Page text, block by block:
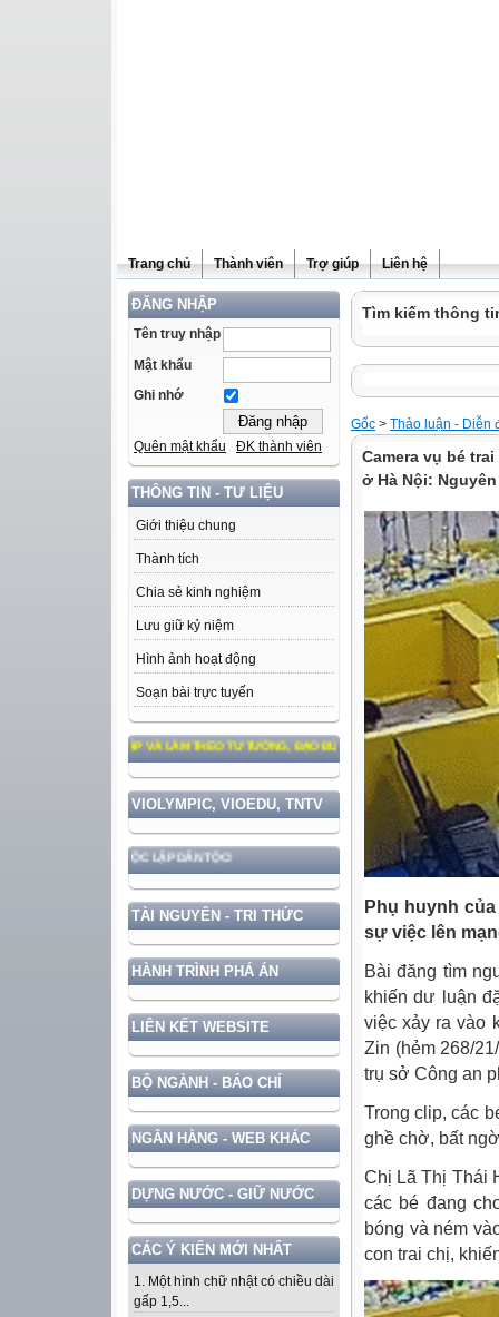
Trang chủ Thành viên Trợ giúp Liên hệ
ĐĂNG NHẬP
Tên truy nhập
Mật khẩu
Ghi nhớ
Quên mật khẩu ĐK thành viên
THÔNG TIN - TƯ LIỆU
Giới thiệu chung
Thành tích
Chia sẻ kinh nghiệm
Lưu giữ kỷ niệm
Hình ảnh hoạt động
Soạn bài trực tuyến
HỌC TẬP VÀ LÀM THEO TƯ TƯỞNG, ĐẠO ĐỨC, PHONG CÁCH HỒ CHÍ MINH
VIOLYMPIC, VIOEDU, TNTV
QUYỀN VÀ ĐỘC LẬP DÂN TỘC!
TÀI NGUYÊN - TRI THỨC
HÀNH TRÌNH PHÁ ÁN
LIÊN KẾT WEBSITE
BỘ NGÀNH - BÁO CHÍ
NGÂN HÀNG - WEB KHÁC
DỰNG NƯỚC - GIỮ NƯỚC
CÁC Ý KIẾN MỚI NHẤT
1. Một hình chữ nhật có chiều dài
gấp 1,5...
Tìm kiếm thông
Gốc > Thảo luận - Diễn
Camera vụ bé
ở Hà Nội:
Phụ huynh
sự việc lên
Bài đăng tìm
khiến dư luận
việc xảy ra vào
Zin (hẻm 268/
trụ sở Công an
Trong clip, các
ghề chờ, bất
Chị Lã Thị Thái
các bé đang
bóng và ném
con trai chị,